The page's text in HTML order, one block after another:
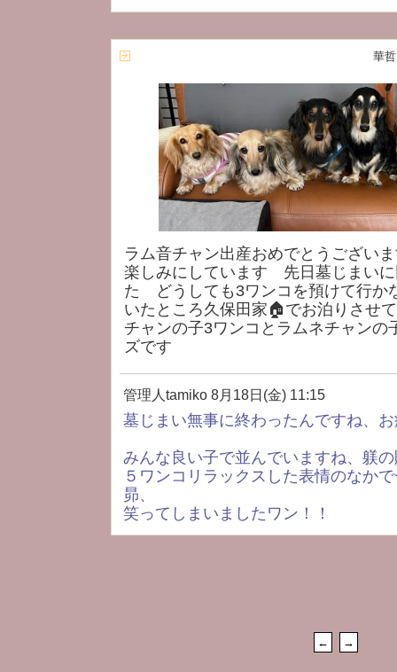
華
ラム音チャン出産おめでとうござい
楽しみにしています 先日墓じまい
た どうしても3ワンコを預けて行か
いたところ久保田家🏠でお泊りさせ
チャンの子3ワンコとラムネチャン
ズです
管理人tamiko 8月18日(金) 11:15
墓じまい無事に終わったんですね、
みんな良い子で並んでいますね、躾
５ワンコリラックスした表情のなか
昴、
笑ってしまいましたワン！！